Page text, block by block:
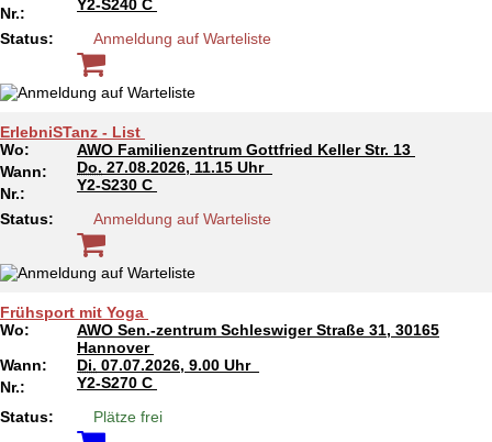
Nr.:
Y2-S240 C
Status:
Anmeldung auf Warteliste
ErlebniSTanz - List
Wo:
AWO Familienzentrum Gottfried Keller Str. 13
Wann:
Do. 27.08.2026, 11.15 Uhr
Nr.:
Y2-S230 C
Status:
Anmeldung auf Warteliste
Frühsport mit Yoga
Wo:
AWO Sen.-zentrum Schleswiger Straße 31, 30165
Hannover
Wann:
Di. 07.07.2026, 9.00 Uhr
Nr.:
Y2-S270 C
Status:
Plätze frei